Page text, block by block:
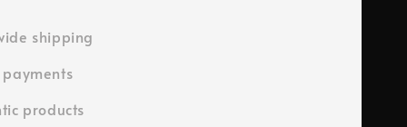
shipping
payments
products